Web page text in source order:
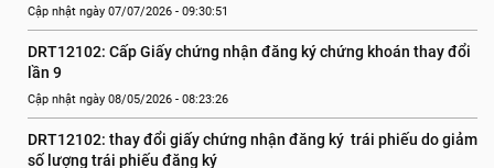
Cập nhật ngày 07/07/2026 - 09:30:51
DRT12102: Cấp Giấy chứng nhận đăng ký chứng khoán thay đổi
lần 9
Cập nhật ngày 08/05/2026 - 08:23:26
DRT12102: thay đổi giấy chứng nhận đăng ký  trái phiếu do giảm
số lượng trái phiếu đăng ký